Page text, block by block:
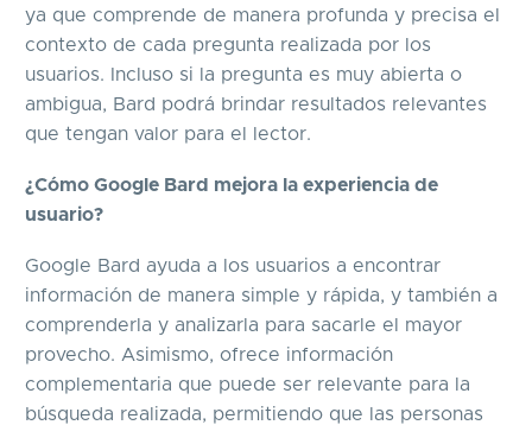
ya que comprende de manera profunda y precisa el
contexto de cada pregunta realizada por los
usuarios. Incluso si la pregunta es muy abierta o
ambigua, Bard podrá brindar resultados relevantes
que tengan valor para el lector.
¿Cómo Google Bard mejora la experiencia de
usuario?
Google Bard ayuda a los usuarios a encontrar
información de manera simple y rápida, y también a
comprenderla y analizarla para sacarle el mayor
provecho. Asimismo, ofrece información
complementaria que puede ser relevante para la
búsqueda realizada, permitiendo que las personas